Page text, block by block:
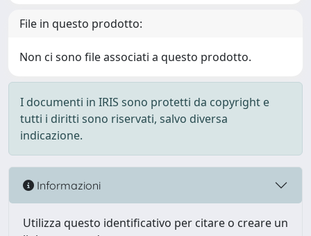
File in questo prodotto:
Non ci sono file associati a questo prodotto.
I documenti in IRIS sono protetti da copyright e
tutti i diritti sono riservati, salvo diversa
indicazione.
Informazioni
Utilizza questo identificativo per citare o creare un